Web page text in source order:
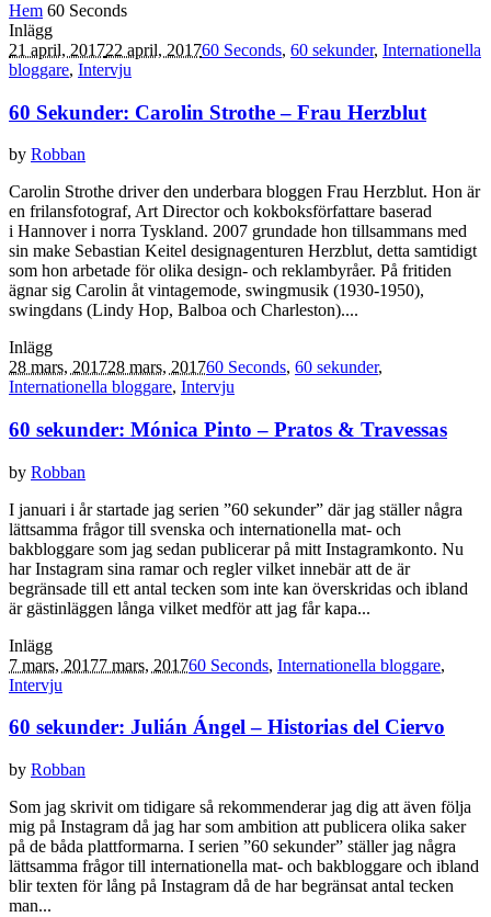
Hem 60 Seconds
Inlägg
21 april, 201722 april, 201760 Seconds, 60 sekunder, Internationella
bloggare, Intervju
60 Sekunder: Carolin Strothe – Frau Herzblut
by Robban
Carolin Strothe driver den underbara bloggen Frau Herzblut. Hon är
en frilansfotograf, Art Director och kokboksförfattare baserad
i Hannover i norra Tyskland. 2007 grundade hon tillsammans med
sin make Sebastian Keitel designagenturen Herzblut, detta samtidigt
som hon arbetade för olika design- och reklambyråer. På fritiden
ägnar sig Carolin åt vintagemode, swingmusik (1930-1950),
swingdans (Lindy Hop, Balboa och Charleston)....
Inlägg
28 mars, 201728 mars, 201760 Seconds, 60 sekunder,
Internationella bloggare, Intervju
60 sekunder: Mónica Pinto – Pratos & Travessas
by Robban
I januari i år startade jag serien ”60 sekunder” där jag ställer några
lättsamma frågor till svenska och internationella mat- och
bakbloggare som jag sedan publicerar på mitt Instagramkonto. Nu
har Instagram sina ramar och regler vilket innebär att de är
begränsade till ett antal tecken som inte kan överskridas och ibland
är gästinläggen långa vilket medför att jag får kapa...
Inlägg
7 mars, 20177 mars, 201760 Seconds, Internationella bloggare,
Intervju
60 sekunder: Julián Ángel – Historias del Ciervo
by Robban
Som jag skrivit om tidigare så rekommenderar jag dig att även följa
mig på Instagram då jag har som ambition att publicera olika saker
på de båda plattformarna. I serien ”60 sekunder” ställer jag några
lättsamma frågor till internationella mat- och bakbloggare och ibland
blir texten för lång på Instagram då de har begränsat antal tecken
man...